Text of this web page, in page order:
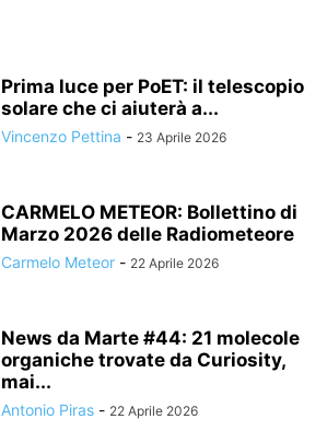
Prima luce per PoET: il telescopio
solare che ci aiuterà a...
Vincenzo Pettina - 23 Aprile 2026
CARMELO METEOR: Bollettino di
Marzo 2026 delle Radiometeore
Carmelo Meteor - 22 Aprile 2026
News da Marte #44: 21 molecole
organiche trovate da Curiosity,
mai...
Antonio Piras - 22 Aprile 2026